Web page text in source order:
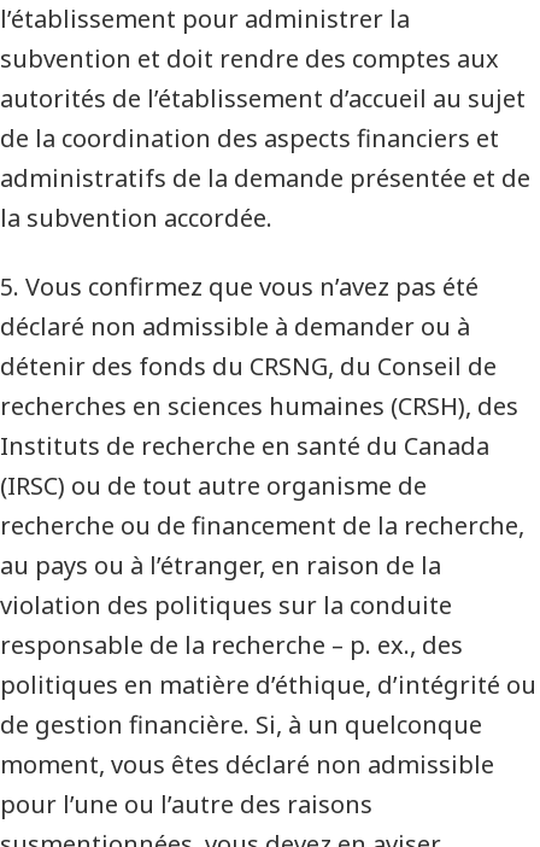
l’établissement pour administrer la
subvention et doit rendre des comptes aux
autorités de l’établissement d’accueil au sujet
de la coordination des aspects financiers et
administratifs de la demande présentée et de
la subvention accordée.
5. Vous confirmez que vous n’avez pas été
déclaré non admissible à demander ou à
détenir des fonds du CRSNG, du Conseil de
recherches en sciences humaines (CRSH), des
Instituts de recherche en santé du Canada
(IRSC) ou de tout autre organisme de
recherche ou de financement de la recherche,
au pays ou à l’étranger, en raison de la
violation des politiques sur la conduite
responsable de la recherche – p. ex., des
politiques en matière d’éthique, d’intégrité ou
de gestion financière. Si, à un quelconque
moment, vous êtes déclaré non admissible
pour l’une ou l’autre des raisons